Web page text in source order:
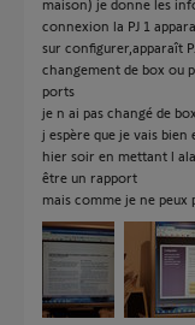
maison) je donne les
connexion la PJ 1
sur configurer,apparaît
changement de box ou
ports
je n ai pas changé de
j espère que je vais bien
hier soir en mettant l
être un rapport
mais comme je ne peux